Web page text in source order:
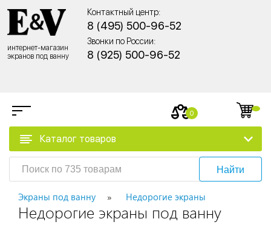
интернет-магазин
экранов под ванну
Контактный центр:
8 (495) 500-96-52
Звонки по России:
8 (925) 500-96-52
0
Каталог товаров
Найти
Экраны под ванну Недорогие экраны
Недорогие экраны под ванну